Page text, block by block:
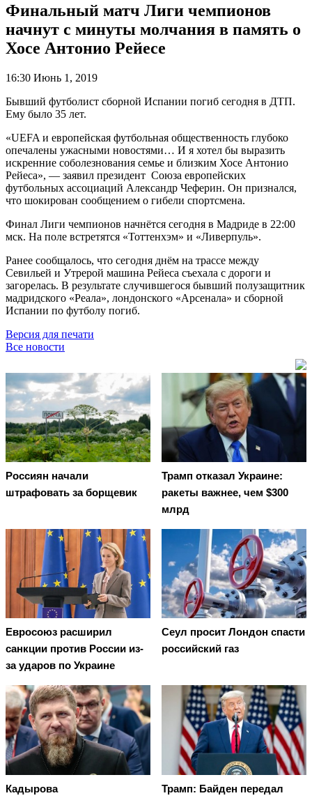
Финальный матч Лиги чемпионов
начнут с минуты молчания в память о
Хосе Антонио Рейесе
16:30 Июнь 1, 2019
Бывший футболист сборной Испании погиб сегодня в ДТП.
Ему было 35 лет.
«UEFA и европейская футбольная общественность глубоко
опечалены ужасными новостями… И я хотел бы выразить
искренние соболезнования семье и близким Хосе Антонио
Рейеса», — заявил президент Союза европейских
футбольных ассоциаций Александр Чеферин. Он признался,
что шокирован сообщением о гибели спортсмена.
Финал Лиги чемпионов начнётся сегодня в Мадриде в 22:00
мск. На поле встретятся «Тоттенхэм» и «Ливерпуль».
Ранее сообщалось, что сегодня днём на трассе между
Севильей и Утрерой машина Рейеса съехала с дороги и
загорелась. В результате случившегося бывший полузащитник
мадридского «Реала», лондонского «Арсенала» и сборной
Испании по футболу погиб.
Версия для печати
Все новости
Россиян начали
штрафовать за борщевик
Трамп отказал Украине:
ракеты важнее, чем $300
млрд
Евросоюз расширил
санкции против России из-
за ударов по Украине
Сеул просит Лондон спасти
российский газ
Кадырова Трамп: Байден передал